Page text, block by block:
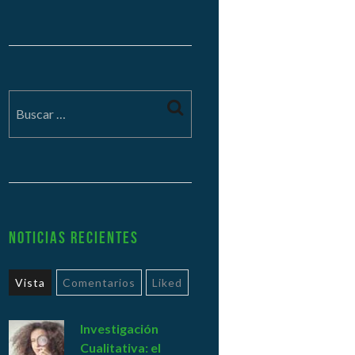
Noticias Recientes
Vista Comentarios Liked
Investigación
Cualitativa: el